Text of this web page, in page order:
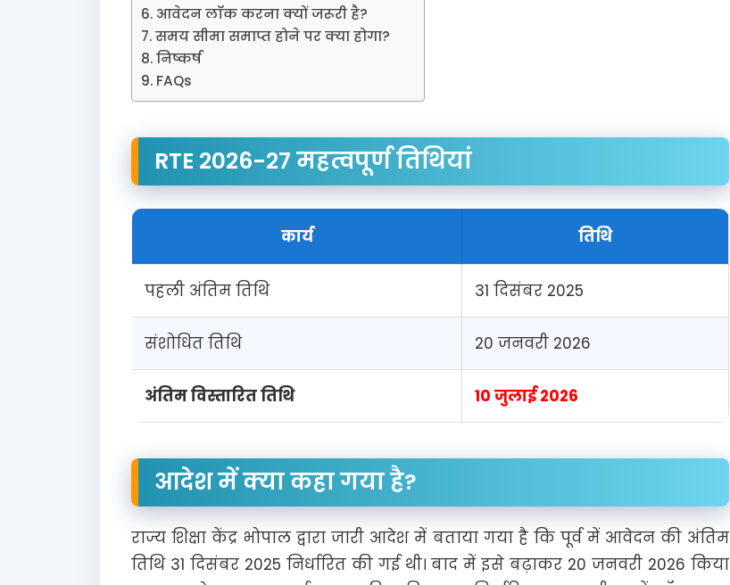
आवेदन लॉक करना क्यों जरूरी है?
समय सीमा समाप्त होने पर क्या होगा?
निष्कर्ष
FAQs
RTE 2026-27 महत्वपूर्ण तिथियां
कार्य तिथि
पहली अंतिम तिथि 31 दिसंबर 2025
संशोधित तिथि 20 जनवरी 2026
अंतिम विस्तारित तिथि 10 जुलाई 2026
आदेश में क्या कहा गया है?
राज्य शिक्षा केंद्र भोपाल द्वारा जारी आदेश में बताया गया है कि पूर्व में आवेदन की अंतिम
तिथि 31 दिसंबर 2025 निर्धारित की गई थी। बाद में इसे बढ़ाकर 20 जनवरी 2026 किया